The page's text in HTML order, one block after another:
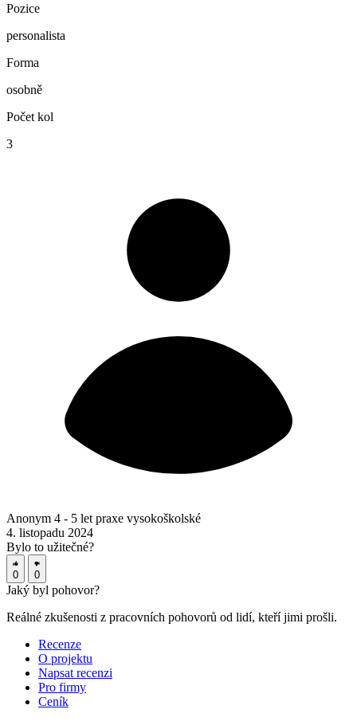
Pozice
personalista
Forma
osobně
Počet kol
3
Anonym 4 - 5 let praxe vysokoškolské
4. listopadu 2024
Bylo to užitečné?
0 0
Jaký byl pohovor?
Reálné zkušenosti z pracovních pohovorů od lidí, kteří jimi prošli.
Recenze
O projektu
Napsat recenzi
Pro firmy
Ceník